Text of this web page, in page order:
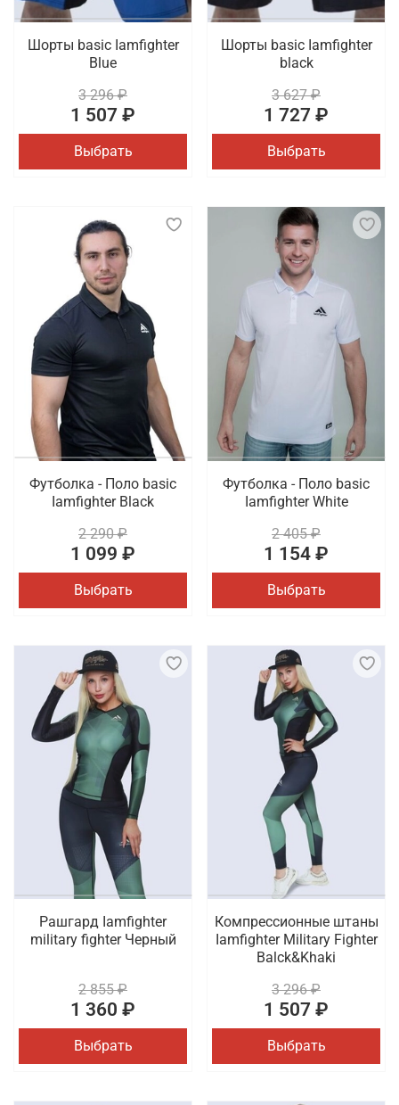
Шорты basic Iamfighter
Blue
3 296 ₽
1 507 ₽
Выбрать
Шорты basic Iamfighter
black
3 627 ₽
1 727 ₽
Выбрать
Футболка - Поло basic
Iamfighter Black
2 290 ₽
1 099 ₽
Выбрать
Футболка - Поло basic
Iamfighter White
2 405 ₽
1 154 ₽
Выбрать
Рашгард Iamfighter
military fighter Черный
2 855 ₽
1 360 ₽
Выбрать
Компрессионные штаны
Iamfighter Military Fighter
Balck&Khaki
3 296 ₽
1 507 ₽
Выбрать